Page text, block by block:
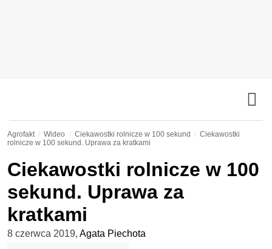
Agrofakt Wideo Ciekawostki rolnicze w 100 sekund
Ciekawostki
rolnicze w 100 sekund. Uprawa za kratkami
Ciekawostki rolnicze w 100
sekund. Uprawa za
kratkami
8 czerwca 2019, Agata Piechota